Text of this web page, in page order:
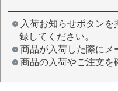
入荷お知らせボタン
録してください。
商品が入荷した際にメ
商品の入荷やご注文を